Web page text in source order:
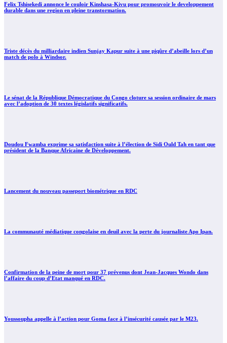
Felix Tshisekedi annonce le couloir Kinshasa-Kivu pour promouvoir le developpement
durable dans une region en pleine transtormation.
Triste décès du milliardaire indien Sunjay Kapur suite à une piqûre d’abeille lors d’un
match de polo à Windsor.
Le sénat de la République Démocratique du Congo cloture sa session ordinaire de mars
avec l’adoption de 30 textes législatifs significatifs.
Doudou Fwamba exprime sa satisfaction suite à l’élection de Sidi Ould Tah en tant que
président de la Banque Africaine de Développement.
Lancement du nouveau passeport biométrique en RDC
La communauté médiatique congolaise en deuil avec la perte du journaliste Apo Ipan.
Confirmation de la peine de mort pour 37 prévenus dont Jean-Jacques Wondo dans
l’affaire du coup d’Etat manqué en RDC.
Youssoupha appelle à l’action pour Goma face à l’insécurité causée par le M23.